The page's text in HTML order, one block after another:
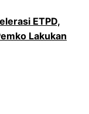
ETPD,
Lakukan